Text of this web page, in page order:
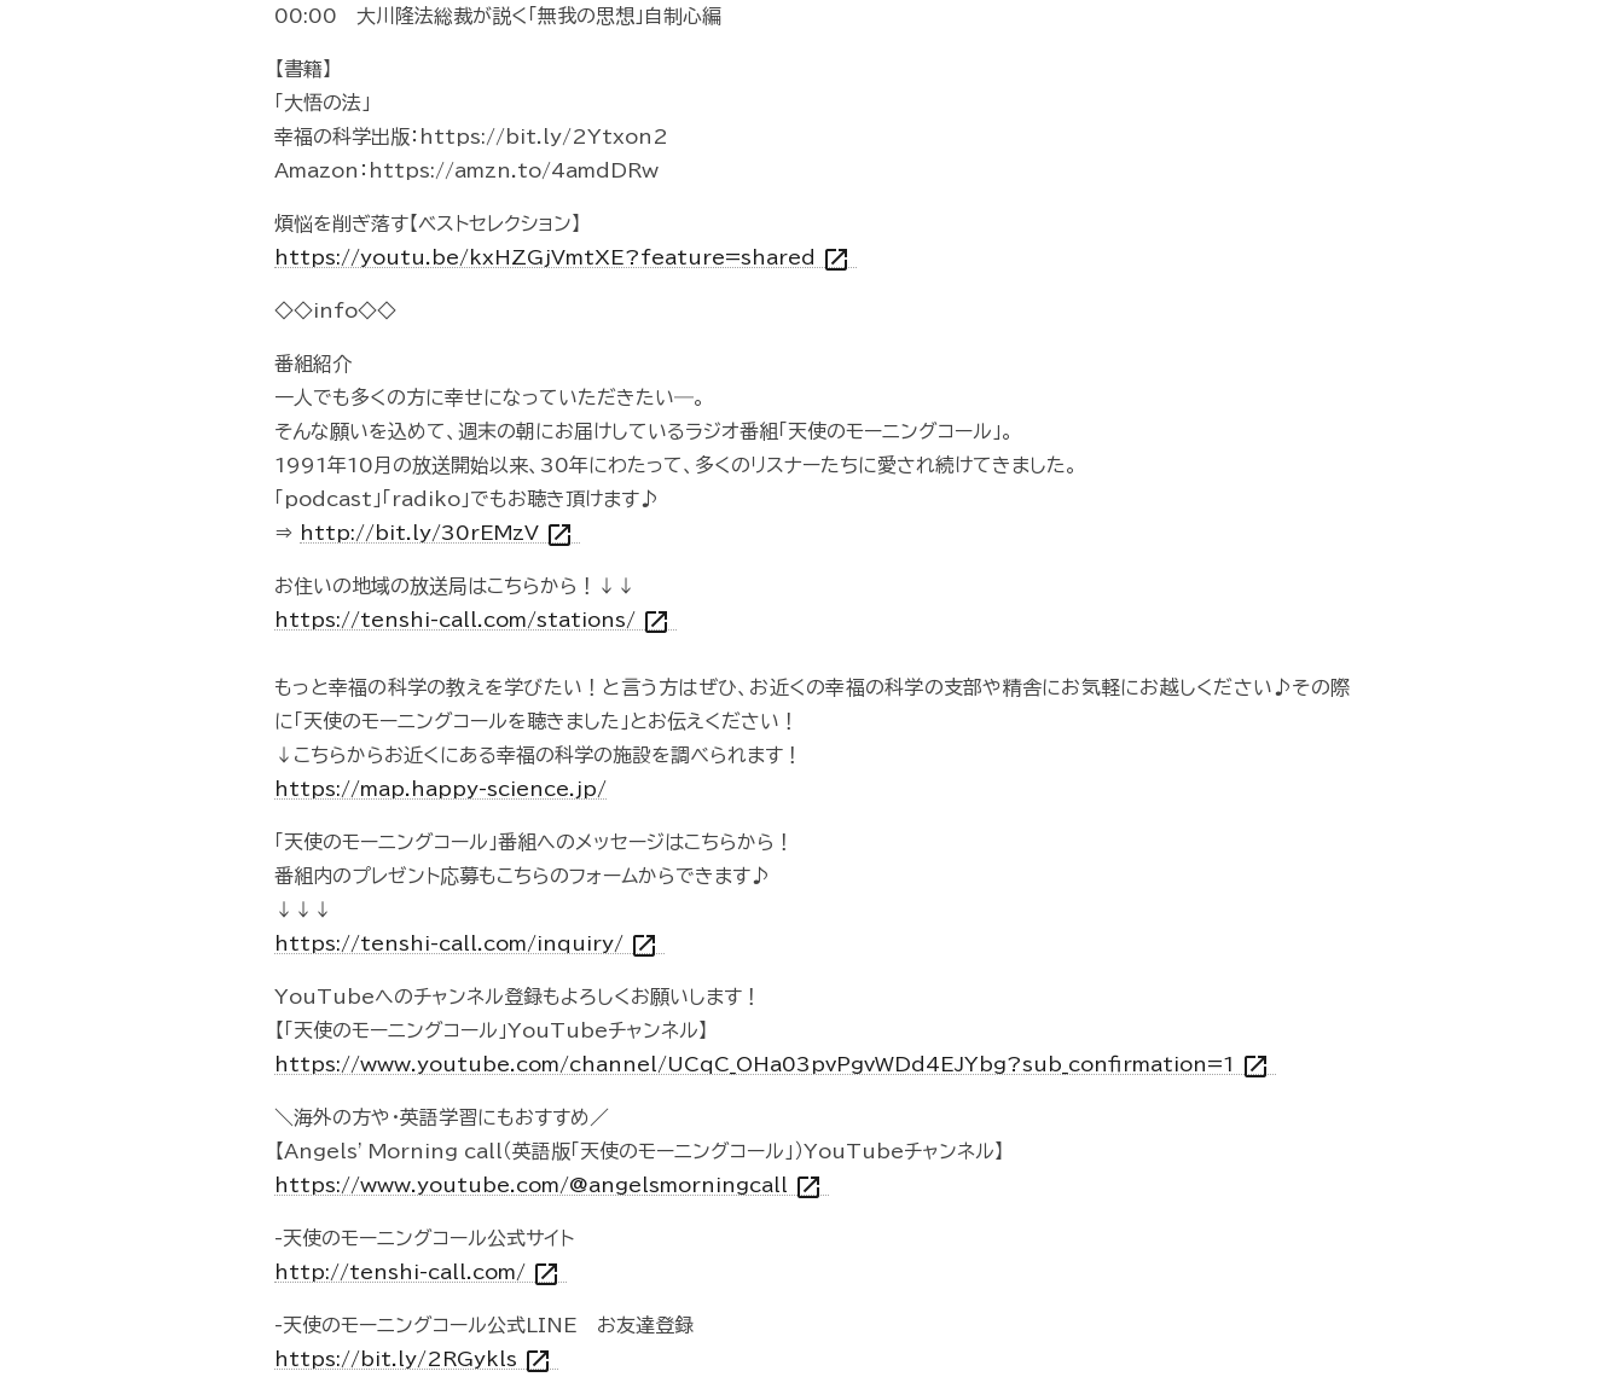
00:00 大川隆法総裁が説く「無我の思想」自制心編
【書籍】
「大悟の法」
幸福の科学出版：https://bit.ly/2Ytxon2
Amazon：https://amzn.to/4amdDRw
煩悩を削ぎ落す【ベストセレクション】
https://youtu.be/kxHZGjVmtXE?feature=shared
open_in_new
◇◇info◇◇
番組紹介
一人でも多くの方に幸せになっていただきたい―。
そんな願いを込めて、週末の朝にお届けしているラジオ番組「天使のモーニングコール」。
1991年10月の放送開始以来、30年にわたって、多くのリスナーたちに愛され続けてきました。
「podcast」「radiko」でもお聴き頂けます♪
⇒
http://bit.ly/30rEMzV open_in_new
お住いの地域の放送局はこちらから！↓↓
https://tenshi-call.com/stations/ open_in_new
もっと幸福の科学の教えを学びたい！と言う方はぜひ、お近くの幸福の科学の支部や精舎にお気軽にお越しください♪その際
に「天使のモーニングコールを聴きました」とお伝えください！
↓こちらからお近くにある幸福の科学の施設を調べられます！
https://map.happy-science.jp/
「天使のモーニングコール」番組へのメッセージはこちらから！
番組内のプレゼント応募もこちらのフォームからできます♪
↓↓↓
https://tenshi-call.com/inquiry/ open_in_new
YouTubeへのチャンネル登録もよろしくお願いします！
【「天使のモーニングコール」YouTubeチャンネル】
https://www.youtube.com/channel/UCqC_OHa03pvPgvWDd4EJYbg?sub_confirmation=1
open_in_new
＼海外の方や・英語学習にもおすすめ／
【Angels' Morning call（英語版「天使のモーニングコール」）YouTubeチャンネル】
https://www.youtube.com/@angelsmorningcall
open_in_new
-天使のモーニングコール公式サイト
http://tenshi-call.com/ open_in_new
-天使のモーニングコール公式LINE お友達登録
https://bit.ly/2RGykls open_in_new